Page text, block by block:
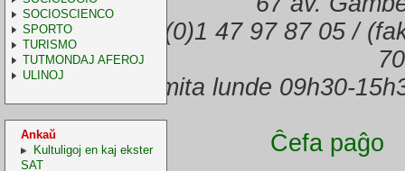
SOCIOSCIENCO
SPORTO
TURISMO
TUTMONDAJ AFEROJ
ULINOJ
Ankaŭ
Kultuligoj en kaj ekster
SAT
(telefono) +33.(0)1 47 97 87 05 /
Oficejo malfermita lunde 09h30-
Ĉefa paĝo